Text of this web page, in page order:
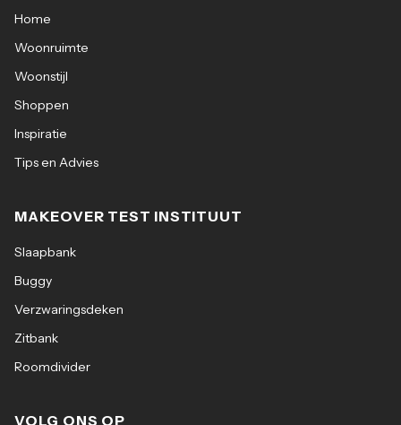
Home
Woonruimte
Woonstijl
Shoppen
Inspiratie
Tips en Advies
MAKEOVER TEST INSTITUUT
Slaapbank
Buggy
Verzwaringsdeken
Zitbank
Roomdivider
VOLG ONS OP